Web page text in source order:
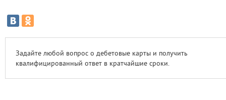
Задайте любой вопрос о дебетовые карты и получить
квалифицированный ответ в кратчайшие сроки.